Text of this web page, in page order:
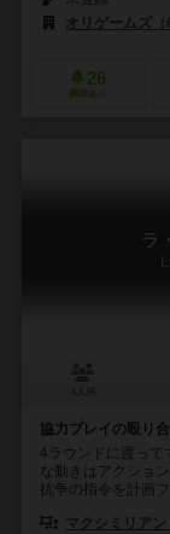
オリゲームズ（
26
興味あり
ラ
協力プレイの殴り
4ラウンドに渡って
な動きはアクショ
抗争の指令を計画
マクシミリア